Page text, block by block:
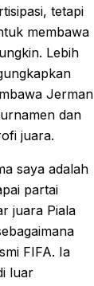
tetapi
membawa
Lebih
Jerman
dan
juara.
saya adalah
partai
juara Piala
FIFA. Ia
luar